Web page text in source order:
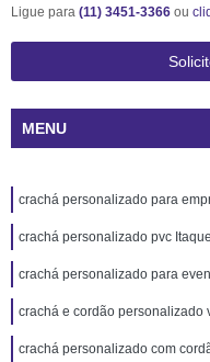
Ligue para (11) 3451-3366 ou
MENU
crachá personalizado para
crachá personalizado pvc
crachá personalizado para
crachá e cordão personalizado
crachá personalizado com